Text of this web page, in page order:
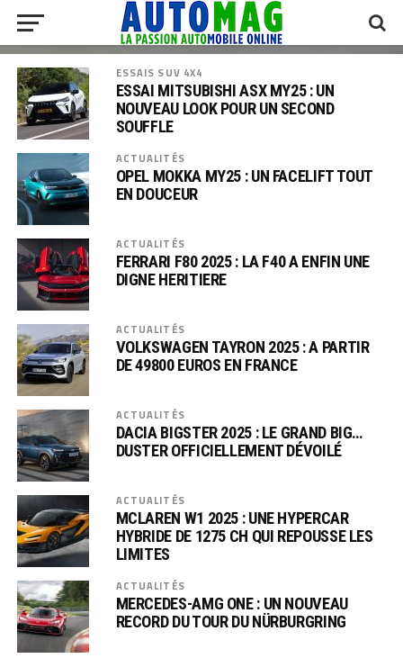
ESSAIS SUV 4X4
ESSAI MITSUBISHI ASX MY25 : UN
NOUVEAU LOOK POUR UN SECOND
SOUFFLE
ACTUALITÉS
OPEL MOKKA MY25 : UN FACELIFT TOUT
EN DOUCEUR
ACTUALITÉS
FERRARI F80 2025 : LA F40 A ENFIN UNE
DIGNE HERITIERE
ACTUALITÉS
VOLKSWAGEN TAYRON 2025 : A PARTIR
DE 49800 EUROS EN FRANCE
ACTUALITÉS
DACIA BIGSTER 2025 : LE GRAND BIG…
DUSTER OFFICIELLEMENT DÉVOILÉ
ACTUALITÉS
MCLAREN W1 2025 : UNE HYPERCAR
HYBRIDE DE 1275 CH QUI REPOUSSE LES
LIMITES
ACTUALITÉS
MERCEDES-AMG ONE : UN NOUVEAU
RECORD DU TOUR DU NÜRBURGRING